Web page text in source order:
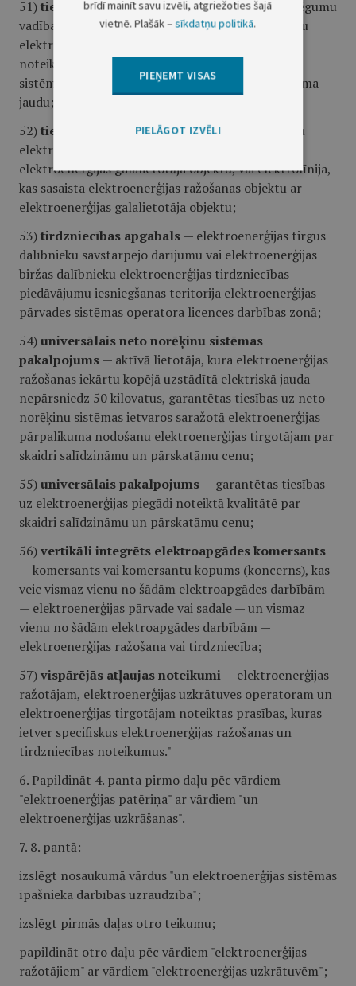
51)tiešā izsole— starpvalstu savienojumu sastrēgumu
vadības un pārslodzes novēršanas metode, ar kuru
elektroenerģijas tirgus dalībnieks iegūst tiesības
noteiktā apjomā lietot elektroenerģijas pārvades
sistēmas operatora izsolīto starpvalstu savienojuma
jaudu;
52)tiešā līnija
— elektrolīnija, kas sasaista izolētu
elektroenerģijas ražošanas objektu ar izolētu
elektroenerģijas galalietotāja objektu, vai elektrolīnija,
kas sasaista elektroenerģijas ražošanas objektu ar
elektroenerģijas galalietotāja objektu;
53)tirdzniecības apgabals— elektroenerģijas tirgus
dalībnieku savstarpējo darījumu vai elektroenerģijas
biržas dalībnieku elektroenerģijas tirdzniecības
piedāvājumu iesniegšanas teritorija elektroenerģijas
pārvades sistēmas operatora licences darbības zonā;
54)universālais neto norēķinu sistēmas
pakalpojums— aktīvā lietotāja, kura elektroenerģijas
ražošanas iekārtu kopējā uzstādītā elektriskā jauda
nepārsniedz 50 kilovatus, garantētas tiesības uz neto
norēķinu sistēmas ietvaros saražotā elektroenerģijas
pārpalikuma nodošanu elektroenerģijas tirgotājam par
skaidri salīdzināmu un pārskatāmu cenu;
55)universālais pakalpojums— garantētas tiesības
uz elektroenerģijas piegādi noteiktā kvalitātē par
skaidri salīdzināmu un pārskatāmu cenu;
56)vertikāli integrēts elektroapgādes komersants
— komersants vai komersantu kopums (koncerns), kas
veic vismaz vienu no šādām elektroapgādes darbībām
— elektroenerģijas pārvade vai sadale — un vismaz
vienu no šādām elektroapgādes darbībām —
elektroenerģijas ražošana vai tirdzniecība;
57)vispārējās atļaujas noteikumi— elektroenerģijas
ražotājam, elektroenerģijas uzkrātuves operatoram un
elektroenerģijas tirgotājam noteiktas prasības, kuras
ietver specifiskus elektroenerģijas ražošanas un
tirdzniecības noteikumus."
6. Papildināt 4. panta pirmo daļu pēc vārdiem
"elektroenerģijas patēriņa" ar vārdiem "un
elektroenerģijas uzkrāšanas".
7. 8. pantā:
izslēgt nosaukumā vārdus "un elektroenerģijas sistēmas
īpašnieka darbības uzraudzība";
izslēgt pirmās daļas otro teikumu;
papildināt otro daļu pēc vārdiem "elektroenerģijas
ražotājiem" ar vārdiem "elektroenerģijas uzkrātuvēm";
brīdī mainīt savu izvēli, atgriežoties šajā
vietnē. Plašāk –sīkdatņu politikā.
PIEŅEMT VISAS
PIELĀGOT IZVĒLI